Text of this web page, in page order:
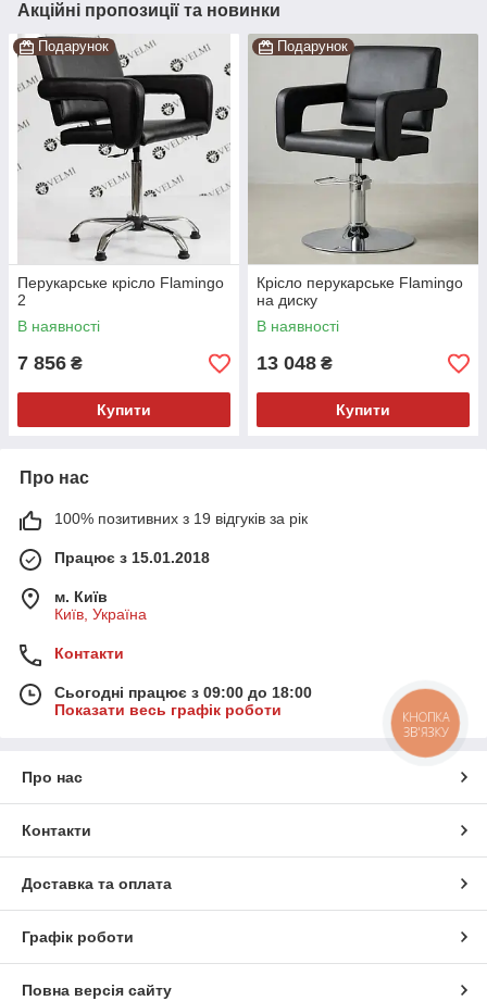
Акційні пропозиції та новинки
Подарунок
Перукарське крісло Flamingo
2
В наявності
7 856 ₴
Купити
Подарунок
Крісло перукарське Flamingo
на диску
В наявності
13 048 ₴
Купити
Про нас
100% позитивних з 19 відгуків за рік
Працює з 15.01.2018
м. Київ
Київ, Україна
Контакти
Сьогодні працює з 09:00 до 18:00
Показати весь графік роботи
Про нас
Контакти
Доставка та оплата
Графік роботи
Повна версія сайту
КНОПКА
ЗВ'ЯЗКУ